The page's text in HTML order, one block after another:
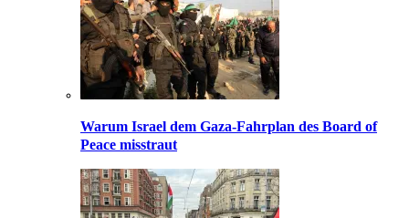
Warum Israel dem Gaza-Fahrplan des Board of
Peace misstraut